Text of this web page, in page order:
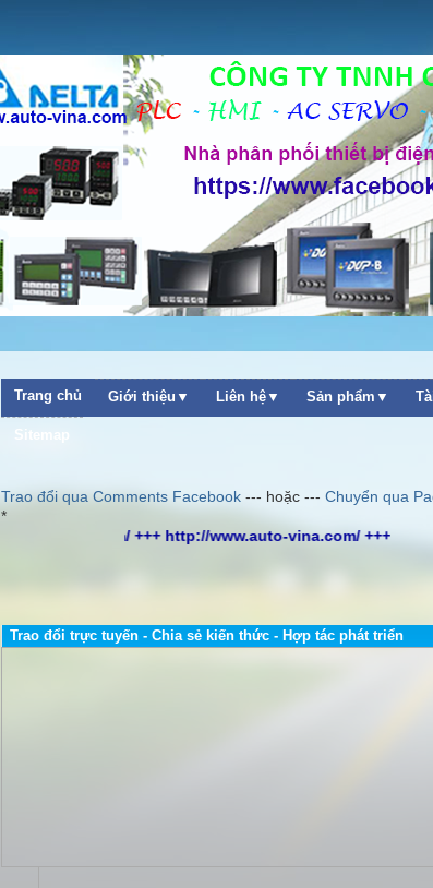
Trang chủ Giới thiệu▼ Liên hệ▼ Sản phẩm▼
Sitemap
Trao đổi qua Comments Facebook --- hoặc --- Chuyển qua
*
vina.com/ +++
Trao đổi trực tuyến - Chia sẻ kiến thức - Hợp tác phát triển